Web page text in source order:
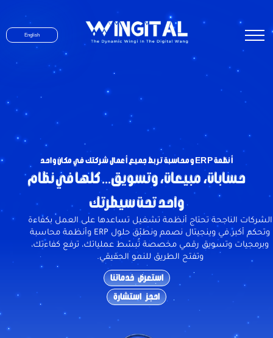
English
أنظمة ERP ومحاسبة تربط جميع أعمال شركتك في مكان واحد
حسابات، مبيعات، وتسويق... كلها في نظام
واحد تحت سيطرتك
الشركات الناجحة تحتاج أنظمة تشغيل تساعدها على العمل بكفاءة
وتحكم أكبر.في وينجيتال نصمم ونطبّق حلول ERP وأنظمة محاسبة
وبرمجيات وتسويق رقمي مخصصة تُبسّط عملياتك، ترفع كفاءتك،
وتفتح الطريق للنمو الحقيقي.
استعرض خدماتنا
احجز استشارة